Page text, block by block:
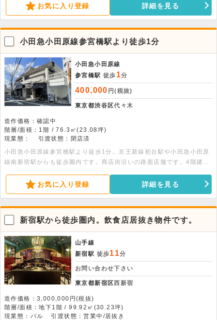
イレ・シャワー室完備です。
お気に入り登録 詳細を見る
小田急小田原線参宮橋駅より徒歩1分
小田急小田原線
参宮橋駅 徒歩 1分
400,000 円(税抜)
東京都渋谷区代々木
造作価格：確認中
階層/面積：1階 / 76.3㎡(23.08坪)
現業態：
引渡状態：閉店済
小田急小田原線参宮橋駅より徒歩1分。京王新線初台駅や小田急小田原
線南新宿駅からも徒歩圏内です。商店街沿いの路面店舗です。4階建て
上下水道完備です。業種はご相談ください。
お気に入り登録 詳細を見る
新宿駅から徒歩圏内。飲食店居抜き物件です。
山手線
新宿駅 徒歩11分
お問い合わせ下さい
東京都新宿区西新宿
造作価格：3,000,000円(税抜)
階層/面積：地下1階 / 99.92㎡(30.23坪)
現業態：バル
引渡状態：営業中/居抜き